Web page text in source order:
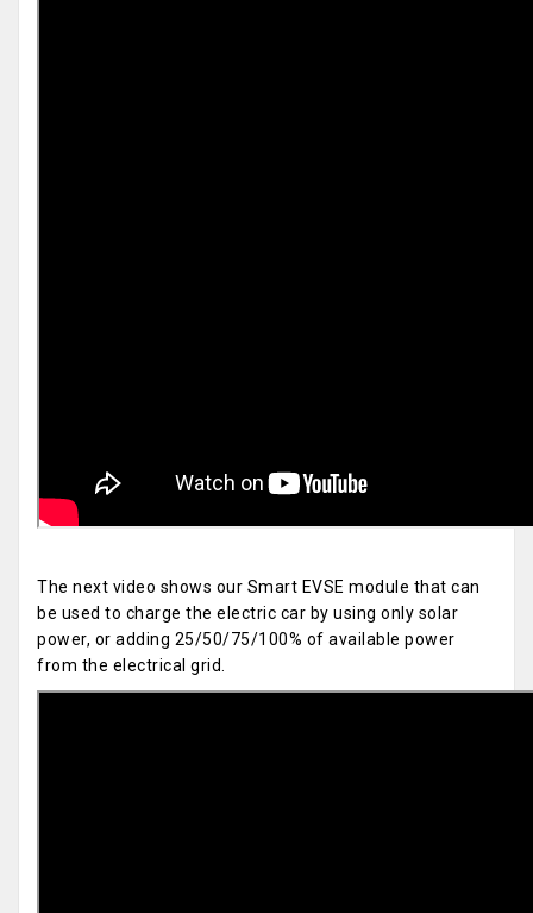
The next video shows our Smart EVSE module that can
be used to charge the electric car by using only solar
power, or adding 25/50/75/100% of available power
from the electrical grid.